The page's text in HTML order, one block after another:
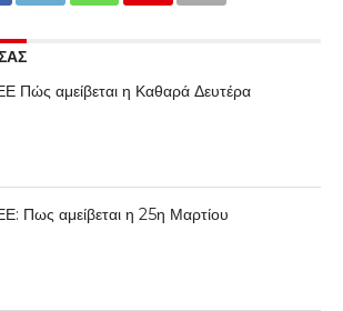
Πώς αμείβεται η Καθαρά Δευτέρα
Πως αμείβεται η 25η Μαρτίου